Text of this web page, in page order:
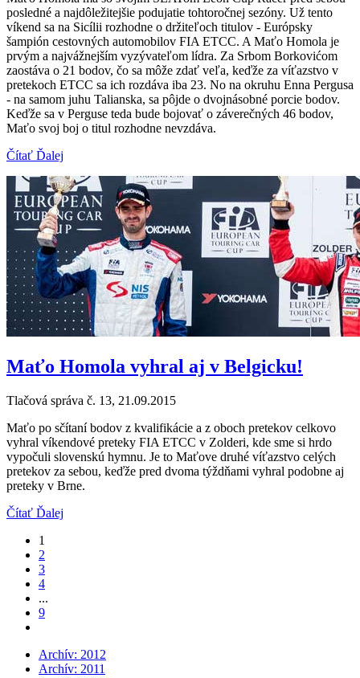
posledné a najdôležitejšie podujatie tohtoročnej sezóny. Už tento
víkend sa na Sicílii rozhodne o držiteľoch titulov - Európsky
šampión cestovných automobilov FIA ETCC. A Maťo Homola je
prvým a najvážnejším vyzývateľom lídra. Za Srbom Borkovićom
zaostáva o 21 bodov, čo sa môže zdať veľa, keďže za víťazstvo v
pretekoch ETCC sa ich rozdáva iba 23. No na okruhu Enna Pergusa
- na samom juhu Talianska, sa pôjde o dvojnásobné porcie bodov.
Keďže sa v Perguse teda bude bojovať o záverečných 46 bodov,
Maťo svoj boj o titul rozhodne nevzdáva.
Čítať Ďalej
Maťo Homola vyhral aj v Belgicku!
Tlačová správa č. 13, 21.09.2015
Maťo po sčítaní bodov z kvalifikácie a z oboch pretekov celkovo
vyhral víkendové preteky FIA ETCC v Zolderi, kde sme si hrdo
vypočuli slovenskú hymnu. Je to Maťove druhé víťazstvo celých
pretekov za sebou, keďže pred dvoma týždňami vyhral podobne aj
preteky v Brne.
Čítať Ďalej
1
2
3
4
...
9
Archív: 2012
Archív: 2011